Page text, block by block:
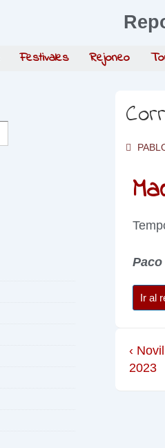
Festivales Rejoneo
Ir al
‹
2023